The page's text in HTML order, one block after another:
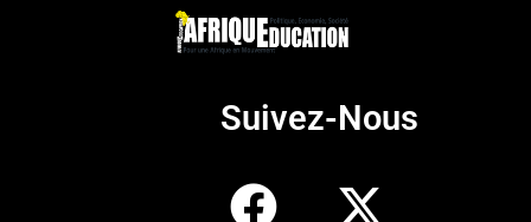
Suivez-Nous